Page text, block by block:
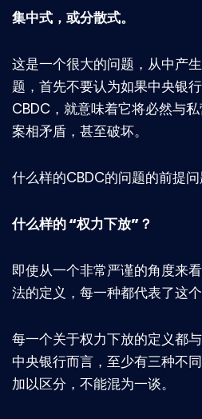
集中式，或分散式。
这是一个很大的问题，从中产
题，首先不要认为如果中央银
CBDC，就意味着它将必然与
案相矛盾，甚至破坏。
什么样的CBDC的问题的前提问
什么样的 “权力下放”？
即使从一个非常严谨的角度来
法的定义，每一种都代表了这
每一个关于权力下放的定义都
中央银行而言，至少有三种不
加以区分，不能混为一谈。